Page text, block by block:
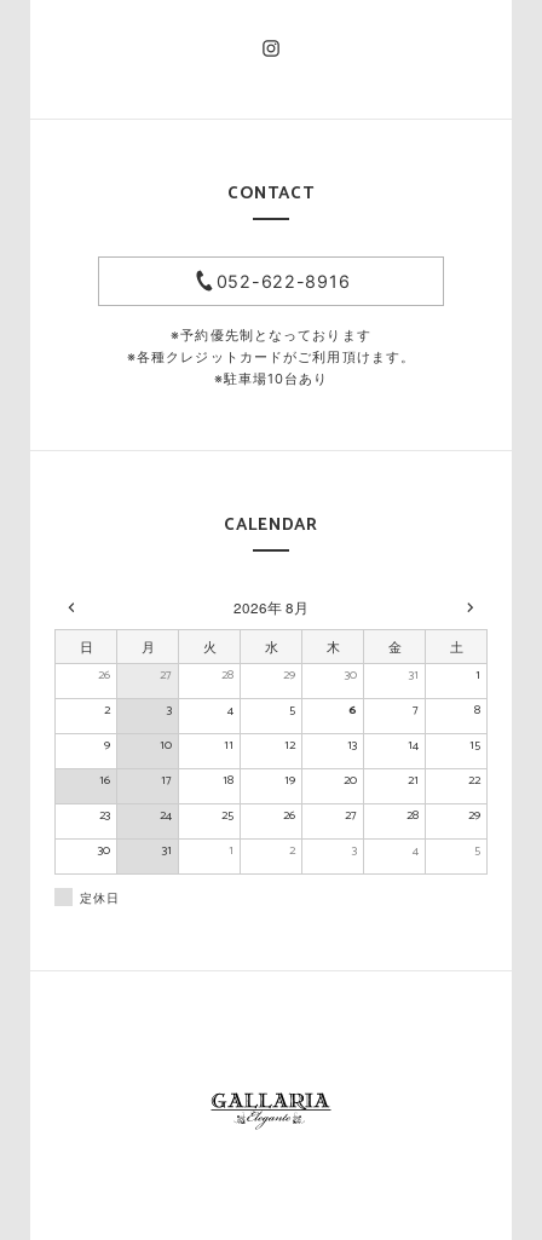
CONTACT
052-622-8916
※予約優先制となっております
※各種クレジットカードがご利用頂けます。
※駐車場10台あり
CALENDAR
2026年 8月
日
月 火 水 木 金 土
26 27 28 29 30 31
1
2
3 4 5 6 7
8
9
10 11 12 13 14
15
16
17 18 19 20 21
22
23
24 25 26 27 28
29
30
31 1 2 3 4 5
定休日